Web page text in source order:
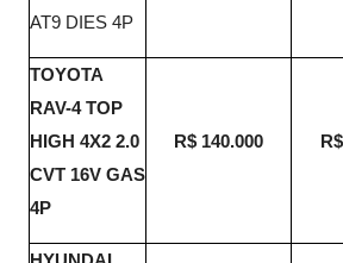
AT9 DIES 4P
TOYOTA
RAV-4 TOP
HIGH 4X2 2.0
CVT 16V GAS
4P
R$ 140.000